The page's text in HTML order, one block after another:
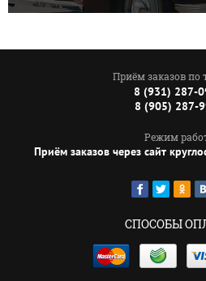
Приём заказов по
8 (931) 287-
8 (905) 287-
Режим
Приём заказов через сайт
СПОСОБЫ